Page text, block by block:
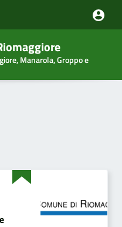
Manarola, Groppo e